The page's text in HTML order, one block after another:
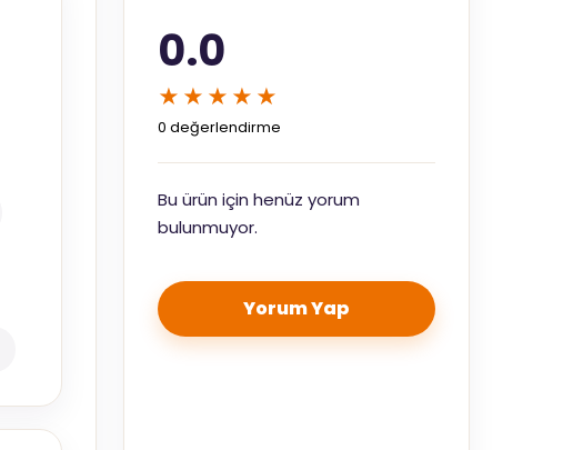
0.0
★★★★★
0 değerlendirme
Bu ürün için henüz yorum
bulunmuyor.
Yorum Yap